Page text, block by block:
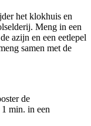
het klokhuis en
Meng in een
azijn en een eetlepel
samen met de
de
min. in een